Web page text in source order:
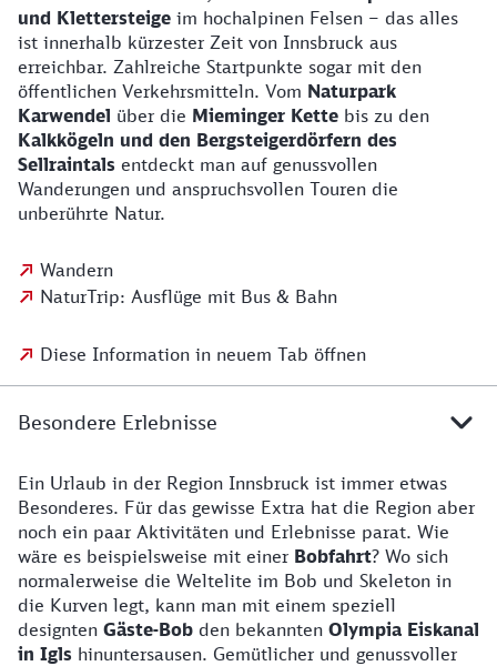
und Klettersteige im hochalpinen Felsen – das alles
ist innerhalb kürzester Zeit von Innsbruck aus
erreichbar. Zahlreiche Startpunkte sogar mit den
öffentlichen Verkehrsmitteln. Vom Naturpark
Karwendel über die Mieminger Kette bis zu den
Kalkkögeln und den Bergsteigerdörfern des
Sellraintals entdeckt man auf genussvollen
Wanderungen und anspruchsvollen Touren die
unberührte Natur.
Wandern
NaturTrip: Ausflüge mit Bus & Bahn
Diese Information in neuem Tab öffnen
Besondere Erlebnisse
Ein Urlaub in der Region Innsbruck ist immer etwas
Besonderes. Für das gewisse Extra hat die Region aber
noch ein paar Aktivitäten und Erlebnisse parat. Wie
wäre es beispielsweise mit einer Bobfahrt? Wo sich
normalerweise die Weltelite im Bob und Skeleton in
die Kurven legt, kann man mit einem speziell
designten Gäste-Bob den bekannten Olympia Eiskanal
in Igls hinuntersausen. Gemütlicher und genussvoller